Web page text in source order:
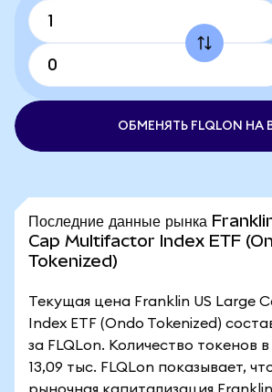
ОБМЕНЯТЬ FLQLON НА
Последние данные рынка
Cap Multifactor Index ETF
Tokenized)
Текущая цена Franklin US Large
Index ETF (Ondo Tokenized)
за FLQLon. Количество токенов
13,09 тыс. FLQLon показывает,